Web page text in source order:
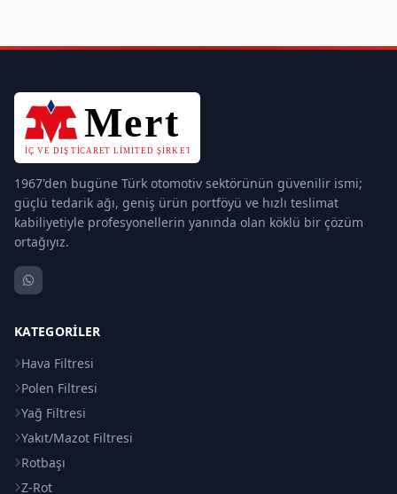
1967'den bugüne Türk otomotiv sektörünün güvenilir ismi;
güçlü tedarik ağı, geniş ürün portföyü ve hızlı teslimat
kabiliyetiyle profesyonellerin yanında olan köklü bir çözüm
ortağıyız.
KATEGORILER
Hava Filtresi
Polen Filtresi
Yağ Filtresi
Yakıt/Mazot Filtresi
Rotbaşı
Z-Rot